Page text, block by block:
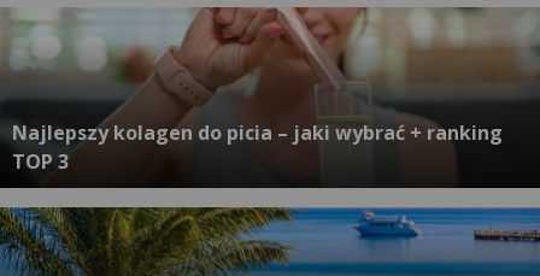
Najlepszy kolagen do picia – jaki wybrać + ranking
TOP 3